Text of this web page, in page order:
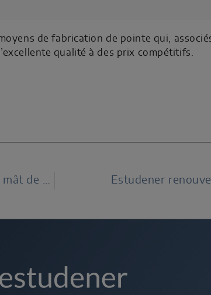
de fabrication de pointe qui,
qualité à des prix compétitifs.
Quelle charge de givre faut-il considérer pour votre mât de mesure ? Estudener